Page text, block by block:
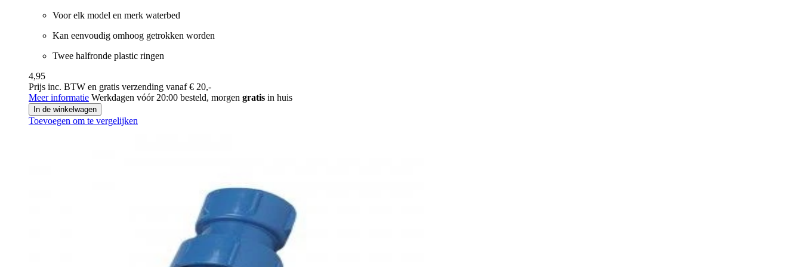
Voor elk model en merk waterbed
Kan eenvoudig omhoog getrokken worden
Twee halfronde plastic ringen
4,95
Prijs inc. BTW en gratis verzending vanaf € 20,-
Meer informatie Werkdagen vóór 20:00 besteld, morgen gratis in huis
In de winkelwagen
Toevoegen om te vergelijken